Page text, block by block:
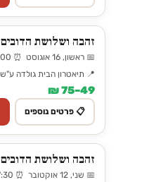
זהבה ושלושת
📅 ראשון, 16 אוגוסט ⏰ 11:00
📍 תיאטרון הבית גולדה ע"ש
49–75 ₪
📋 פרטים נוספים
זהבה ושלושת
📅 שני, 12 אוקטובר ⏰ 17:30